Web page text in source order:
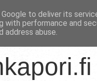
to deliver its
with performance and
abuse.